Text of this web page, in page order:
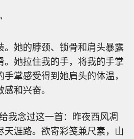
。她的脖颈、锁骨和肩头暴露
。她拉住我的手，将我的手掌
掌感受得到她肩头的体温，
和兴奋。
我念过这一首：昨夜西风凋
天涯路。欲寄彩笺兼尺素，山